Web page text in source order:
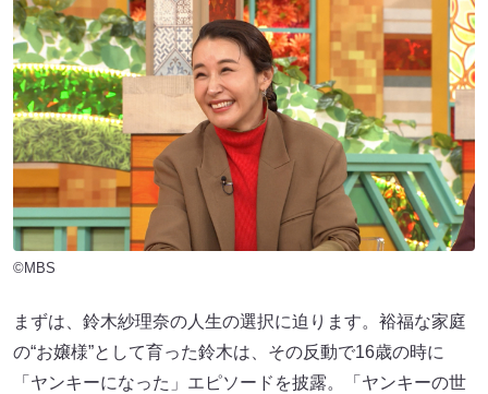
©MBS
まずは、鈴木紗理奈の人生の選択に迫ります。裕福な家庭
の“お嬢様”として育った鈴木は、その反動で16歳の時に
「ヤンキーになった」エピソードを披露。「ヤンキーの世